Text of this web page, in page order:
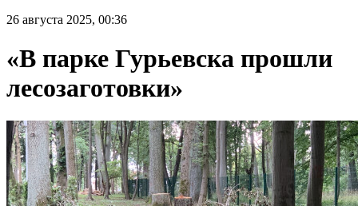
26 августа 2025, 00:36
«В парке Гурьевска прошли
лесозаготовки»